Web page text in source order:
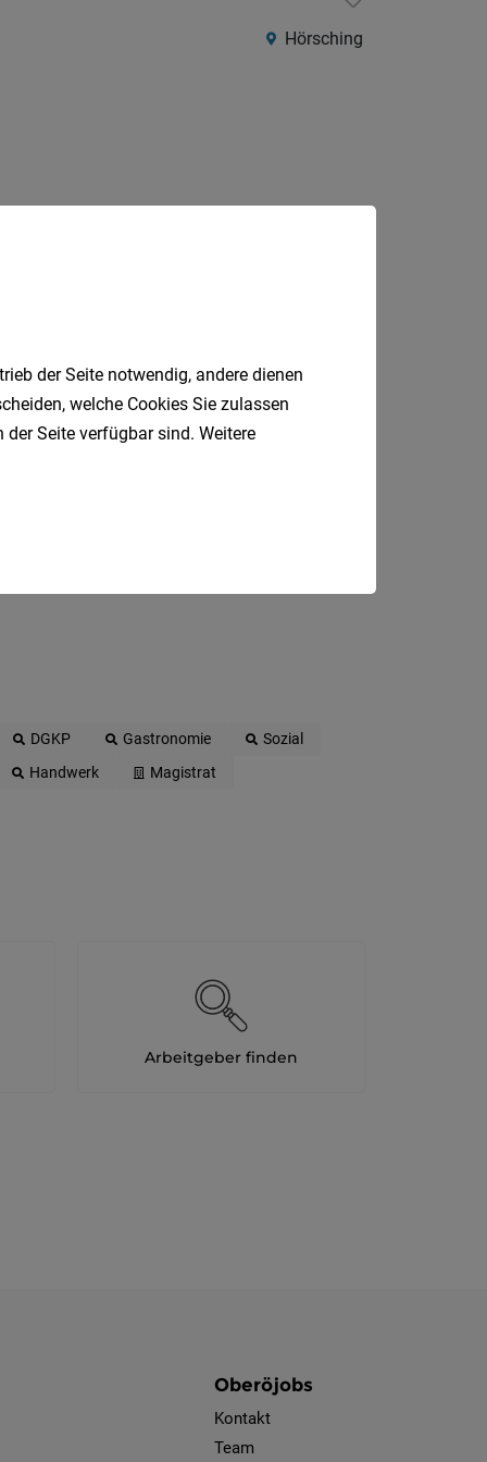
Hörsching
DGKP Gastronomie
Sozial
Handwerk
Magistrat
Arbeitgeber finden
Oberöjobs
Kontakt
Team
der Seite notwendig, andere dienen
welche Cookies Sie zulassen
Seite verfügbar sind. Weitere